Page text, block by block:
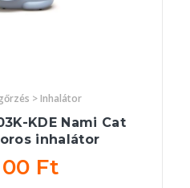
> Inhalátor
KDE Nami Cat
inhalátor
Ft